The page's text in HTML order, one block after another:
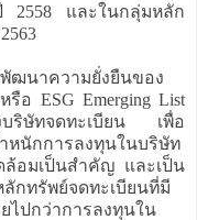
2558 และในกลุ่มหลัก
ฒนาความยั่งยืนของ
อ ESG Emerging List
บริษัทจดทะเบียน เพื่อ
หนักการลงทุนในบริษัท
อมเป็นสำคัญ และเป็น
กทรัพย์จดทะเบียนที่มี
ปกว่าการลงทุนใน